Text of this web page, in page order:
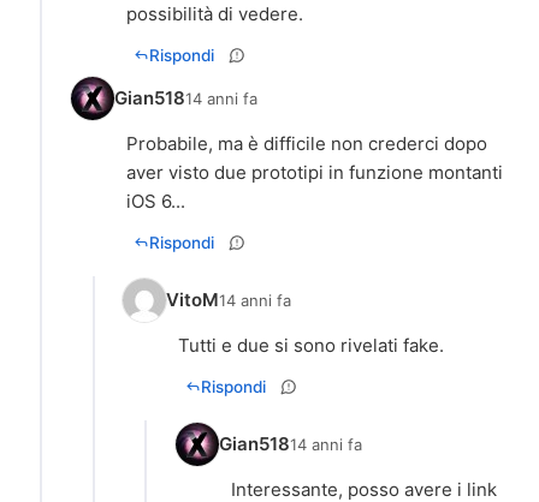
possibilità di vedere.
Rispondi
Gian51814 anni fa
Probabile, ma è difficile non crederci dopo
aver visto due prototipi in funzione montanti
iOS 6...
Rispondi
VitoM14 anni fa
Tutti e due si sono rivelati fake.
Rispondi
Gian51814 anni fa
Interessante, posso avere i link